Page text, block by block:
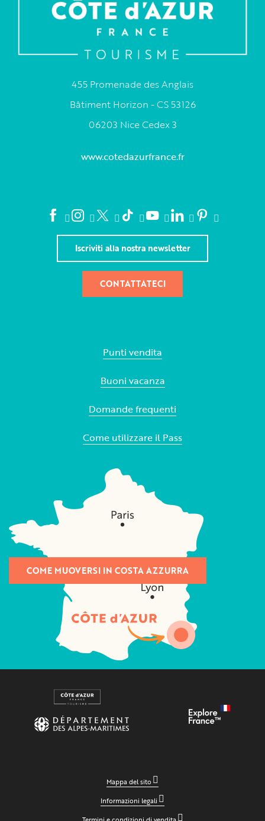
455 Promenade des Anglais
Bâtiment Horizon - CS 53126
06203 Nice Cedex 3
www.cotedazurfrance.fr
Iscriviti alla nostra newsletter
CONTATTATECI
Punti vendita
Buoni vacanza
Domande frequenti
Come utilizzare il Pass
COME MUOVERSI IN COSTA AZZURRA
Mappa del sito
Informazioni legali